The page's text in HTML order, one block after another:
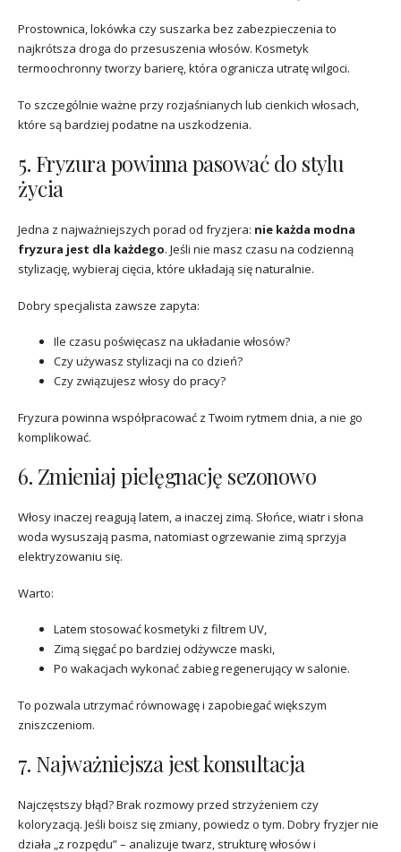
Prostownica, lokówka czy suszarka bez zabezpieczenia to
najkrótsza droga do przesuszenia włosów. Kosmetyk
termoochronny tworzy barierę, która ogranicza utratę wilgoci.
To szczególnie ważne przy rozjaśnianych lub cienkich włosach,
które są bardziej podatne na uszkodzenia.
5. Fryzura powinna pasować do stylu
życia
Jedna z najważniejszych porad od fryzjera: nie każda modna
fryzura jest dla każdego. Jeśli nie masz czasu na codzienną
stylizację, wybieraj cięcia, które układają się naturalnie.
Dobry specjalista zawsze zapyta:
Ile czasu poświęcasz na układanie włosów?
Czy używasz stylizacji na co dzień?
Czy związujesz włosy do pracy?
Fryzura powinna współpracować z Twoim rytmem dnia, a nie go
komplikować.
6. Zmieniaj pielęgnację sezonowo
Włosy inaczej reagują latem, a inaczej zimą. Słońce, wiatr i słona
woda wysuszają pasma, natomiast ogrzewanie zimą sprzyja
elektryzowaniu się.
Warto:
Latem stosować kosmetyki z filtrem UV,
Zimą sięgać po bardziej odżywcze maski,
Po wakacjach wykonać zabieg regenerujący w salonie.
To pozwala utrzymać równowagę i zapobiegać większym
zniszczeniom.
7. Najważniejsza jest konsultacja
Najczęstszy błąd? Brak rozmowy przed strzyżeniem czy
koloryzacją. Jeśli boisz się zmiany, powiedz o tym. Dobry fryzjer nie
działa „z rozpędu” – analizuje twarz, strukturę włosów i